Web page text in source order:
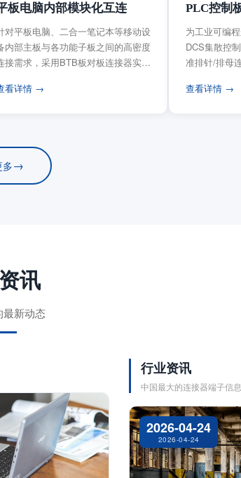
板电脑内部模块化互连
对平板电脑、二合一笔记本等移动设
内部主板与各功能子板之间的高密度
接需求，采用BTB板对板连接器实现
看详情 →
PLC控制
为工业可编
DCS集散控
准排针/排母
查看详情 →
→
讯
最新动态
行业资讯
中国最大的连接器端子信
2026-04-24
2026-04-24